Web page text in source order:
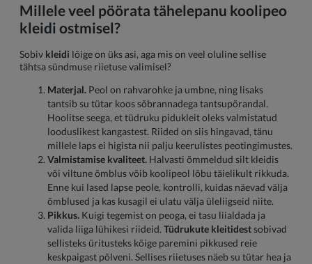
Millele veel pöörata tähelepanu koolipeo
kleidi ostmisel?
Sobiv kleidi lõige on üks asi, aga mis on veel oluline sellise
tähtsa sündmuse riietuse valimisel?
Materjal. Peol on rahvarohke ja umbne, ning lisaks
tantsib su tütar koos sõbrannadega tantsupõrandal.
Hoolitse seega, et tüdruku pidukleit oleks valmistatud
looduslikest kangastest. Riided on siis hingavad, tänu
millele laps ei higista nii palju keerulistes peotingimustes.
Valmistamise kvaliteet. Halvasti õmmeldud silt kleidis
või viltune õmblus võib koolipeol lõbu täielikult rikkuda.
Enne kui lased lapse peole, kontrolli, kuidas näevad välja
õmblused ja kas kusagil ei ulatu välja üleliigseid niite.
Pikkus. Kuigi tegemist on peoga, ei tasu liialdada ja
valida liiga lühikesi riideid. Tüdrukute kleitidestsobivad
sellisteks üritusteks kõige paremini pikkused reie
keskpaigast põlveni. Sellises riietuses näeb su tütar hea ja